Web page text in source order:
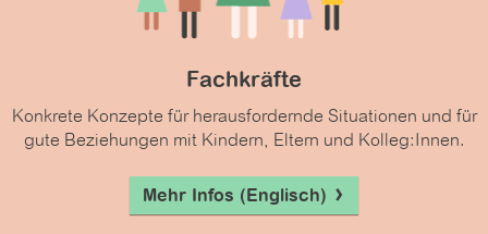
Fachkräfte
Konkrete Konzepte für herausfordernde Situationen und für
gute Beziehungen mit Kindern, Eltern und Kolleg:Innen.
Mehr Infos (Englisch)